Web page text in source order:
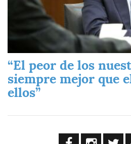
“El peor de los
siempre mejor que
ellos”